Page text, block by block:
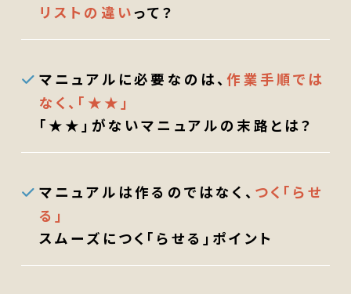
リストの違いって？
マニュアルに必要なのは、 作業手順では
なく、「★★」
「★★」がないマニュアルの末路とは？
マニュアルは作るのではなく、 つく「らせ
る」
スムーズにつく「らせる」ポイント